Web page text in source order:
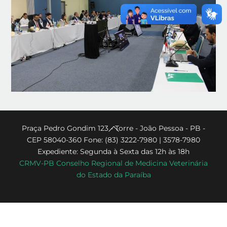
Back
To
Top
Praça Pedro Gondim 123 - Torre - João Pessoa - PB -
CEP 58040-360 Fone: (83) 3222-7980 | 3578-7980
Expediente: Segunda à Sexta das 12h às 18h
CRMV-PB Conselho Regional de Medicina Veterinária
do Estado da Paraíba